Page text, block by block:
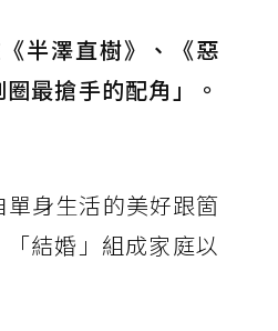
半澤直樹》、《惡
最搶手的配角」。
身生活的美好跟箇
結婚」組成家庭以